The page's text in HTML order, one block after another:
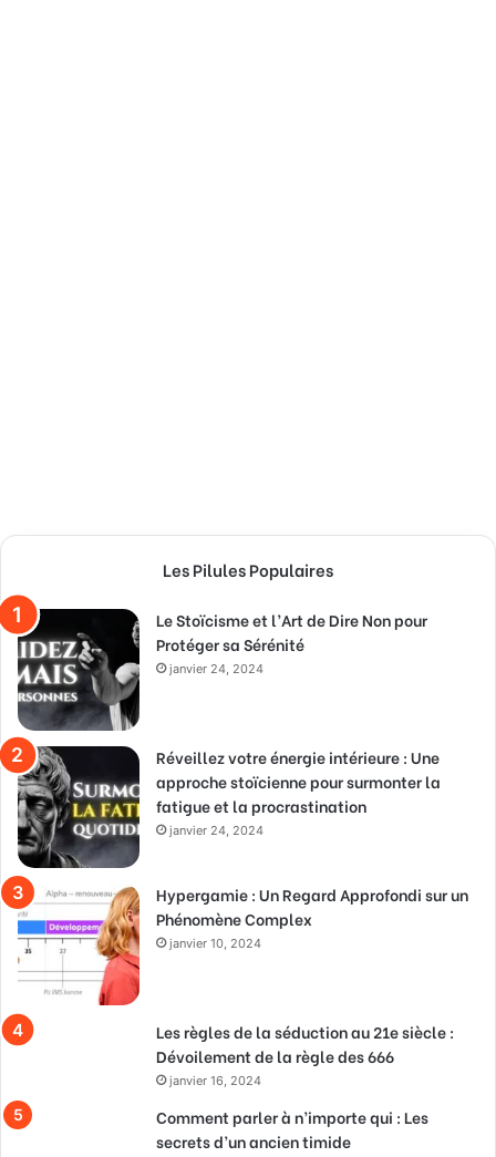
Les Pilules Populaires
Le Stoïcisme et l’Art de Dire Non pour
Protéger sa Sérénité
janvier 24, 2024
Réveillez votre énergie intérieure : Une
approche stoïcienne pour surmonter la
fatigue et la procrastination
janvier 24, 2024
Hypergamie : Un Regard Approfondi sur un
Phénomène Complex
janvier 10, 2024
Les règles de la séduction au 21e siècle :
Dévoilement de la règle des 666
janvier 16, 2024
Comment parler à n’importe qui : Les
secrets d’un ancien timide